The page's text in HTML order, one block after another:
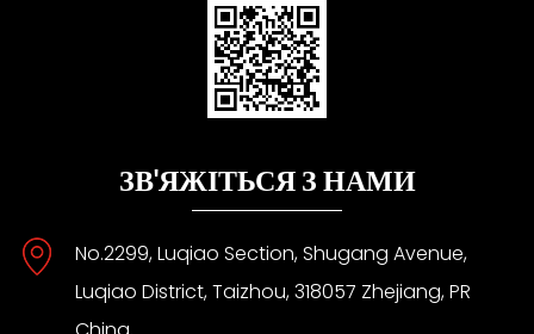
ЗВ'ЯЖІТЬСЯ З НАМИ
No.2299, Luqiao Section, Shugang Avenue,
Luqiao District, Taizhou, 318057 Zhejiang, PR